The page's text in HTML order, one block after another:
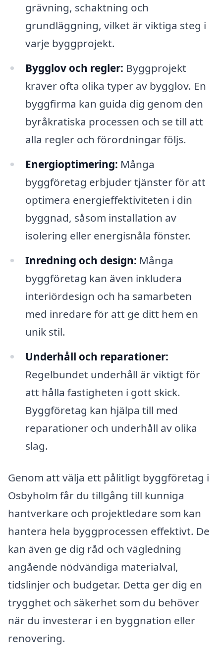
grävning, schaktning och
grundläggning, vilket är viktiga steg i
varje byggprojekt.
Bygglov och regler: Byggprojekt
kräver ofta olika typer av bygglov. En
byggfirma kan guida dig genom den
byråkratiska processen och se till att
alla regler och förordningar följs.
Energioptimering: Många
byggföretag erbjuder tjänster för att
optimera energieffektiviteten i din
byggnad, såsom installation av
isolering eller energisnåla fönster.
Inredning och design: Många
byggföretag kan även inkludera
interiördesign och ha samarbeten
med inredare för att ge ditt hem en
unik stil.
Underhåll och reparationer:
Regelbundet underhåll är viktigt för
att hålla fastigheten i gott skick.
Byggföretag kan hjälpa till med
reparationer och underhåll av olika
slag.
Genom att välja ett pålitligt byggföretag i
Osbyholm får du tillgång till kunniga
hantverkare och projektledare som kan
hantera hela byggprocessen effektivt. De
kan även ge dig råd och vägledning
angående nödvändiga materialval,
tidslinjer och budgetar. Detta ger dig en
trygghet och säkerhet som du behöver
när du investerar i en byggnation eller
renovering.